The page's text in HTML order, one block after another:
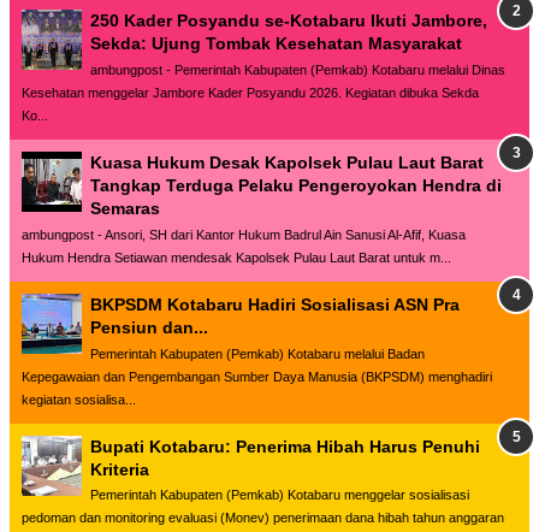
250 Kader Posyandu se-Kotabaru Ikuti Jambore,
Sekda: Ujung Tombak Kesehatan Masyarakat
ambungpost - Pemerintah Kabupaten (Pemkab) Kotabaru melalui Dinas
Kesehatan menggelar Jambore Kader Posyandu 2026. Kegiatan dibuka Sekda
Ko...
Kuasa Hukum Desak Kapolsek Pulau Laut Barat
Tangkap Terduga Pelaku Pengeroyokan Hendra di
Semaras
ambungpost - Ansori, SH dari Kantor Hukum Badrul Ain Sanusi Al-Afif, Kuasa
Hukum Hendra Setiawan mendesak Kapolsek Pulau Laut Barat untuk m...
BKPSDM Kotabaru Hadiri Sosialisasi ASN Pra
Pensiun dan...
Pemerintah Kabupaten (Pemkab) Kotabaru melalui Badan
Kepegawaian dan Pengembangan Sumber Daya Manusia (BKPSDM) menghadiri
kegiatan sosialisa...
Bupati Kotabaru: Penerima Hibah Harus Penuhi
Kriteria
Pemerintah Kabupaten (Pemkab) Kotabaru menggelar sosialisasi
pedoman dan monitoring evaluasi (Monev) penerimaan dana hibah tahun anggaran